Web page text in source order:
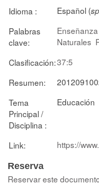
Idioma : Español (
Palabras
clave:
Naturales
Clasificación:37:5
Resumen:
Tema
Principal /
Disciplina :
Educación
Link: https://
Reserva
Reservar este